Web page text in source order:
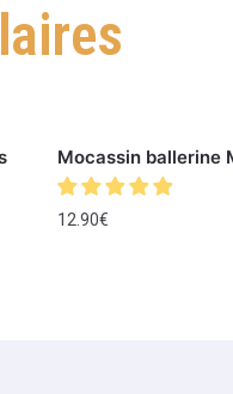
Mocassin ballerine
12.90€